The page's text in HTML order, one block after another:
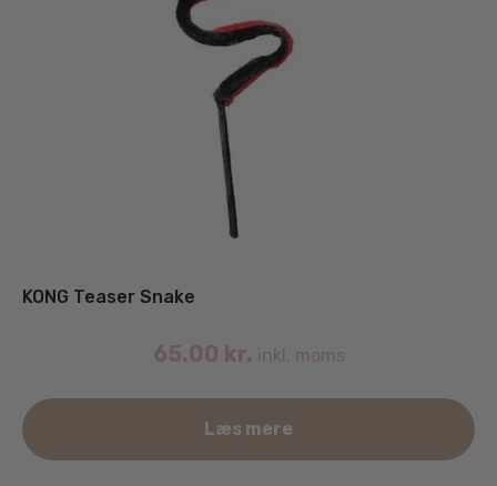
KONG Teaser Snake
65.00 kr. inkl. moms
Læs mere